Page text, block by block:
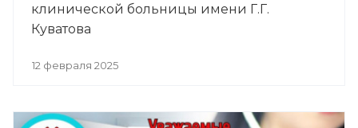
клинической больницы имени Г.Г.
Куватова
12 февраля 2025